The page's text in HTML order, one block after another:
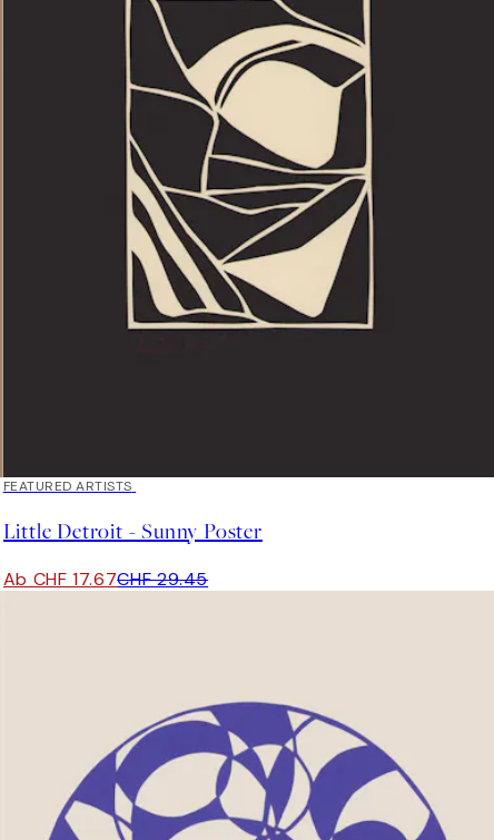
40%*
FEATURED ARTISTS
Little Detroit - Sunny Poster
Ab CHF 17.67CHF 29.45